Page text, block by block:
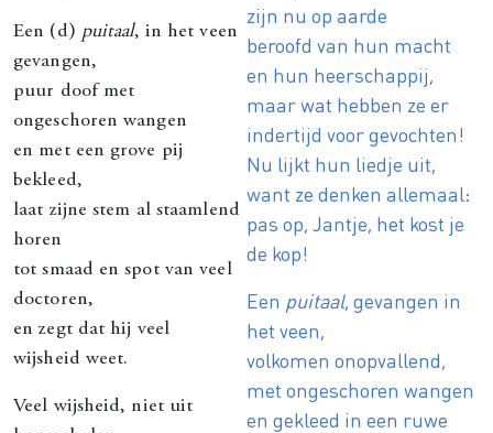
Een (d) puitaal, in het veen
gevangen,
puur doof met
ongeschoren wangen
en met een grove pij
bekleed,
laat zijne stem al staamlend
horen
tot smaad en spot van veel
doctoren,
en zegt dat hij veel
wijsheid weet.
Veel wijsheid, niet uit
zijn nu op aarde
beroofd van hun macht
en hun heerschappij,
maar wat hebben ze er
indertijd voor gevochten!
Nu lijkt hun liedje uit,
want ze denken allemaal:
pas op, Jantje, het kost je
de kop!
Een puitaal, gevangen in
het veen,
volkomen onopvallend,
met ongeschoren wangen
en gekleed in een ruwe